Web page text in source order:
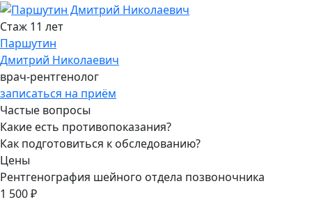
Стаж 11 лет
Паршутин
Дмитрий Николаевич
врач-рентгенолог
записаться на приём
Частые вопросы
Какие есть противопоказания?
Как подготовиться к обследованию?
Цены
Рентгенография шейного отдела позвоночника
1 500 ₽